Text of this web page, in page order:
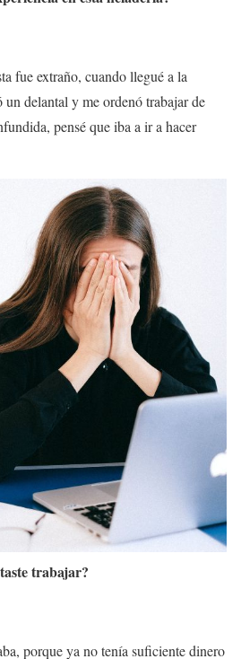
fue extraño, cuando llegué a la
un delantal y me ordenó trabajar de
pensé que iba a ir a hacer
trabajar?
porque ya no tenía suficiente dinero